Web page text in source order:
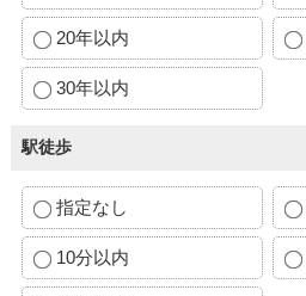
20年以内
30年以内
駅徒歩
指定なし
10分以内